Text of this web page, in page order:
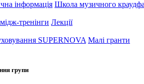
інформація Школа музичного
тренінги Лекції
SUPERNOVA Малі гранти
групи